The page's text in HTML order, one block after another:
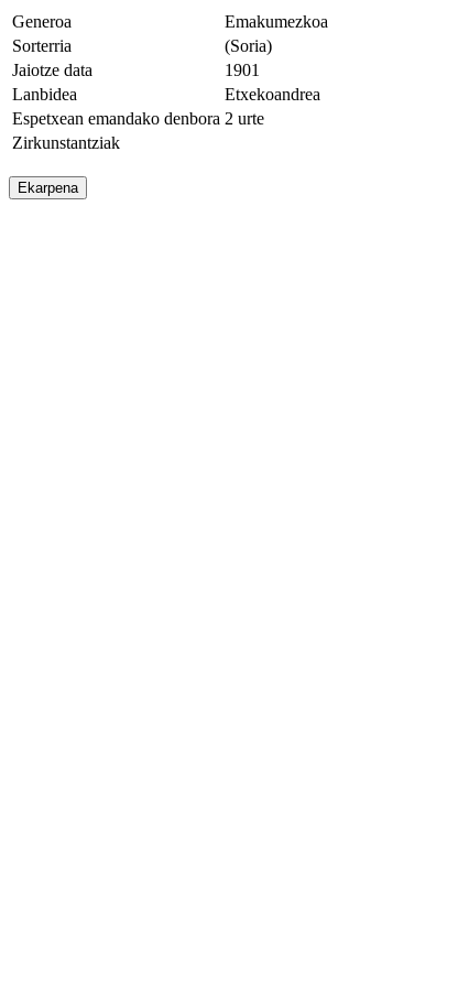
Generoa
Emakumezkoa
Sorterria
(Soria)
Jaiotze data
1901
Lanbidea
Etxekoandrea
Espetxean emandako denbora 2 urte
Zirkunstantziak